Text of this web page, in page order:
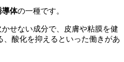
導体の一種です。
せない成分で、皮膚や粘膜を健
、酸化を抑えるといった働きがあ